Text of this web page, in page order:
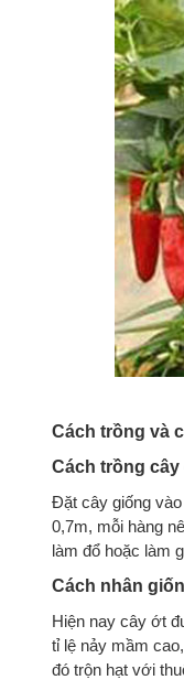
Cách trồng và
Cách trồng cây
Đặt cây giống
0,7m, mỗi hàng
làm đổ hoặc làm
Cách nhân
Hiện nay cây ớt
tỉ lệ nảy mầm
đó trộn hạt với